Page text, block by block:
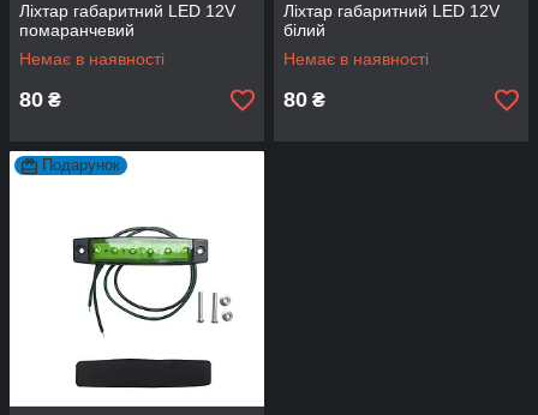
Ліхтар габаритний LED 12V
помаранчевий
Немає в наявності
80 ₴
Ліхтар габаритний LED 12V
білий
Немає в наявності
80 ₴
Подарунок